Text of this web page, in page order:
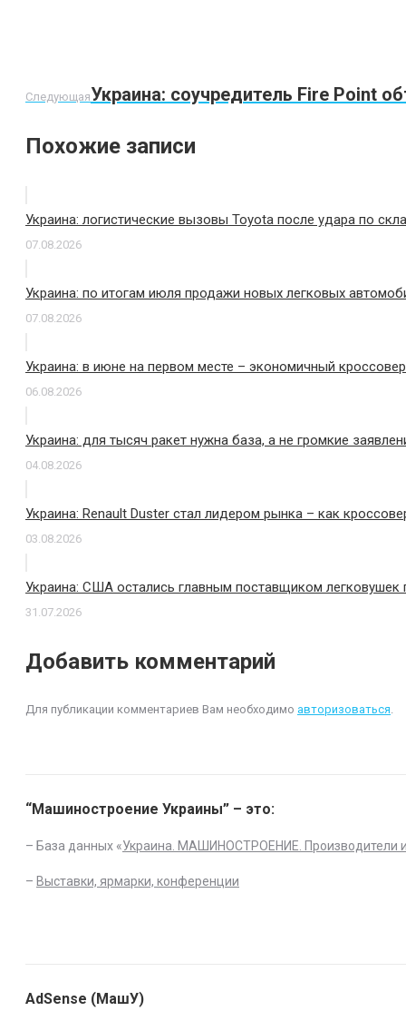
СледующаяСледующая
Украина: соучредитель Fire Point
Похожие записи
Украина: логистические вызовы Toyota после удара по
07.08.2026
Украина: по итогам июля продажи новых легковых
07.08.2026
Украина: в июне на первом месте – экономичный кроссовер
06.08.2026
Украина: для тысяч ракет нужна база, а не громкие
04.08.2026
Украина: Renault Duster стал лидером рынка – как
03.08.2026
Украина: США остались главным поставщиком легковушек
31.07.2026
Добавить комментарий
Для публикации комментариев Вам необходимо авторизоваться.
“Машиностроение Украины” – это:
– База данных «Украина. МАШИНОСТРОЕНИЕ. Производители
– Выставки, ярмарки, конференции
AdSense (МашУ)